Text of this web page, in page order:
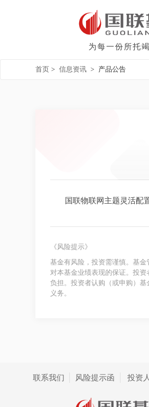
为每一份所托
首页 > 信息资讯 > 产品公告
国联物联网主题灵活配
《风险提示》
基金有风险，投资需谨慎。基
对本基金业绩表现的保证。投
负担。投资者认购（或申购）
义务。
联系我们 风险提示函 投资